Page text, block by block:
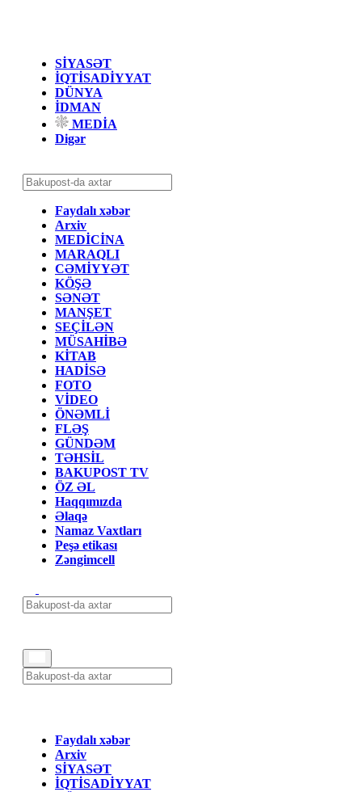
SİYASƏT
İQTİSADİYYAT
DÜNYA
İDMAN
MEDİA
Digər
Faydalı xəbər
Arxiv
MEDİCİNA
MARAQLI
CƏMİYYƏT
KÖŞƏ
SƏNƏT
MANŞET
SEÇİLƏN
MÜSAHİBƏ
KİTAB
HADİSƏ
FOTO
VİDEO
ÖNƏMLİ
FLƏŞ
GÜNDƏM
TƏHSİL
BAKUPOST TV
ÖZ ƏL
Haqqımızda
Əlaqə
Namaz Vaxtları
Peşə etikası
Zəngimcell
Faydalı xəbər
Arxiv
SİYASƏT
İQTİSADİYYAT